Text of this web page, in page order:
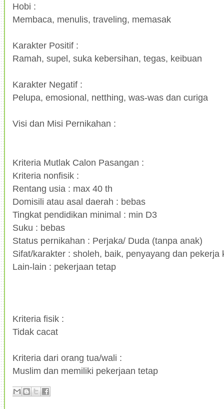
Hobi :
Membaca, menulis, traveling, memasak
Karakter Positif :
Ramah, supel, suka kebersihan, tegas, keibuan
Karakter Negatif :
Pelupa, emosional, netthing, was-was dan curiga
Visi dan Misi Pernikahan :
Kriteria Mutlak Calon Pasangan :
Kriteria nonfisik :
Rentang usia : max 40 th
Domisili atau asal daerah : bebas
Tingkat pendidikan minimal : min D3
Suku : bebas
Status pernikahan : Perjaka/ Duda (tanpa anak)
Sifat/karakter : sholeh, baik, penyayang dan pekerja
Lain-lain : pekerjaan tetap
Kriteria fisik :
Tidak cacat
Kriteria dari orang tua/wali :
Muslim dan memiliki pekerjaan tetap